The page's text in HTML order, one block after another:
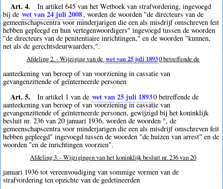
Art. 4.
In artikel 645 van het Wetboek van strafvordering, ingevoegd
bij de wet van 24 juli 2008, worden de woorden "de directeurs van de
gemeenschapscentra voor minderjarigen die een als misdrijf omschreven feit
hebben gepleegd en hun vertegenwoordigers" ingevoegd tussen de woorden
"de directeurs van de penitentiaire inrichtingen," en de woorden "kunnen,
net als de gerechtsdeurwaarders,".
Afdeling 2. - Wijziging van de wet van 25 juli 18930betreffende de
aanteekening van beroep of van voorziening in cassatie van
gevangenzittende of geïnterneerde personen
Art. 5. In artikel 1 van de wet van 25 juli 18930 betreffende de
aanteekening van beroep of van voorziening in cassatie van
gevangenzittende of geïnterneerde personen, gewijzigd bij het koninklijk
besluit nr. 236 van 20 januari 1936, worden de woorden ", de
gemeenschapscentra voor minderjarigen die een als misdrijf omschreven feit
hebben gepleegd" ingevoegd tussen de woorden "de huizen van arrest" en de
woorden "en de inrichtingen voorzien".
Afdeling 3. - Wijzigingen van het koninklijk besluit nr. 236 van 20
januari 1936 tot vereenvoudiging van sommige vormen van de
strafvordering ten opzichte van de gedetineerden